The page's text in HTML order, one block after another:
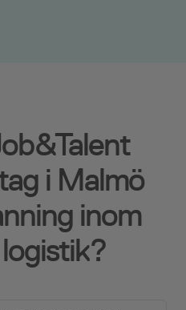
i Malmö
inom